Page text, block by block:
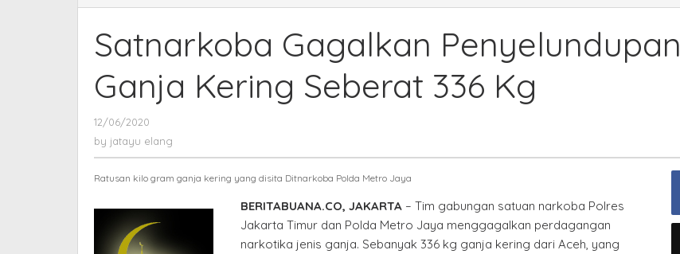
Gagalkan
Penyelundupan
Ganja
Seberat
Satnarkoba Gagalkan Penyelundupan
Ganja Kering Seberat 336 Kg
12/06/2020
jatayu
by jatayu elang
Ratusan kilo gram ganja kering yang disita Ditnarkoba Polda Metro Jaya
BERITABUANA.CO, JAKARTA– Tim gabungan satuan narkoba Polres
Jakarta Timur dan Polda Metro Jaya menggagalkan perdagangan
narkotika jenis ganja. Sebanyak 336 kg ganja kering dari Aceh, yang